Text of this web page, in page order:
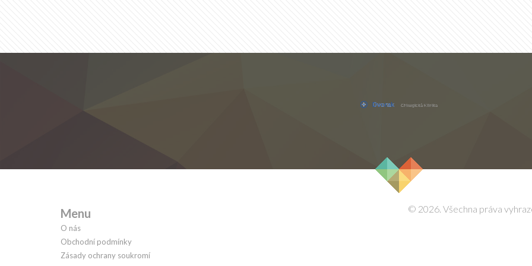
Menu
O nás
Obchodní podmínky
Zásady ochrany soukromí
© 2026. Všechna práva